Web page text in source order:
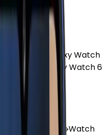
Ultra GalaxyWatch
GalaxyWatch 6
GT 5 Pro
Watch